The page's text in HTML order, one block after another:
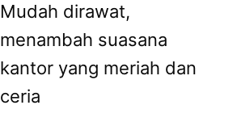
Mudah dirawat,
menambah suasana
kantor yang meriah dan
ceria